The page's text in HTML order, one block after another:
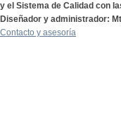
y el Sistema de Calidad con
Diseñador y administrador:
Contacto y asesoría